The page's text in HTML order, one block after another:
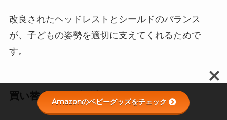
改良されたヘッドレストとシールドのバランス
が、子どもの姿勢を適切に支えてくれるためで
す。
買い替え不要な設計
Amazonのベビーグッズをチェック